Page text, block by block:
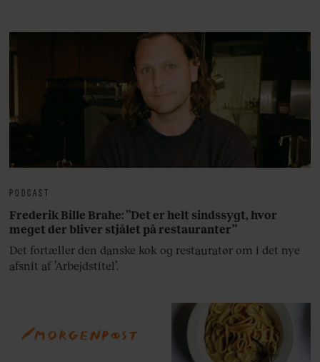
PODCAST
Frederik Bille Brahe: ”Det er helt sindssygt, hvor
meget der bliver stjålet på restauranter”
Det fortæller den danske kok og restauratør om i det nye
afsnit af ’Arbejdstitel’.